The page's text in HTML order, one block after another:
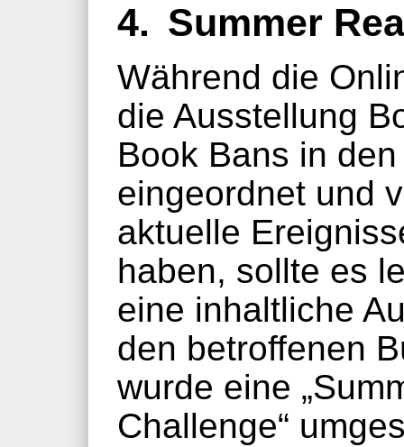
4. Summer
Während die
die Ausstellung
Book Bans in
eingeordnet und
aktuelle
haben, sollte es
eine inhaltliche
den betroffenen
wurde eine
Challenge“